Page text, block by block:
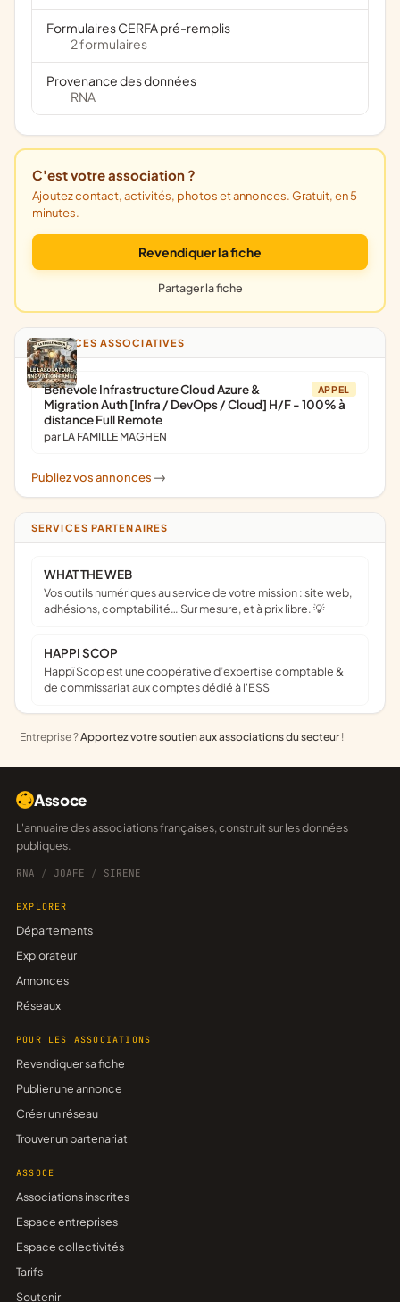
Formulaires CERFA pré-remplis
2 formulaires
Provenance des données
RNA
C'est votre association ?
Ajoutez contact, activités, photos et annonces. Gratuit, en 5
minutes.
Revendiquer la fiche
Partager la fiche
ANNONCES ASSOCIATIVES
APPEL
Bénévole Infrastructure Cloud Azure &
Migration Auth [Infra / DevOps / Cloud] H/F - 100% à
distance Full Remote
par LA FAMILLE MAGHEN
Publiez vos annonces ->
SERVICES PARTENAIRES
WHAT THE WEB
Vos outils numériques au service de votre mission : site web,
adhésions, comptabilité… Sur mesure, et à prix libre. 💡
HAPPI SCOP
Happï Scop est une coopérative d’expertise comptable &
de commissariat aux comptes dédié à l'ESS
Entreprise ?Apportez votre soutien aux associations du secteur !
Assoce
L'annuaire des associations françaises, construit sur les données
publiques.
RNA / JOAFE / SIRENE
EXPLORER
Départements
Explorateur
Annonces
Réseaux
POUR LES ASSOCIATIONS
Revendiquer sa fiche
Publier une annonce
Créer un réseau
Trouver un partenariat
ASSOCE
Associations inscrites
Espace entreprises
Espace collectivités
Tarifs
Soutenir